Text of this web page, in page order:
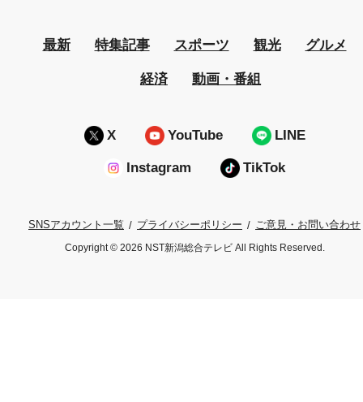
最新 特集記事 スポーツ 観光 グルメ
経済 動画・番組
X YouTube LINE
Instagram TikTok
SNSアカウント一覧 プライバシーポリシー ご意見・お問い合わせ
Copyright © 2026 NST新潟総合テレビ All Rights Reserved.